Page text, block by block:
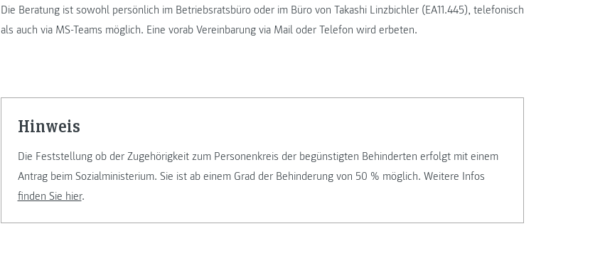
Die Beratung ist sowohl persönlich im Betriebsratsbüro oder im Büro von Takashi Linzbichler (EA11.445), telefonisch
als auch via MS-Teams möglich. Eine vorab Vereinbarung via Mail oder Telefon wird erbeten.
Hinweis
Die Feststellung ob der Zugehörigkeit zum Personenkreis der begünstigten Behinderten erfolgt mit einem
Antrag beim Sozialministerium. Sie ist ab einem Grad der Behinderung von 50 % möglich. Weitere Infos
finden Sie hier.